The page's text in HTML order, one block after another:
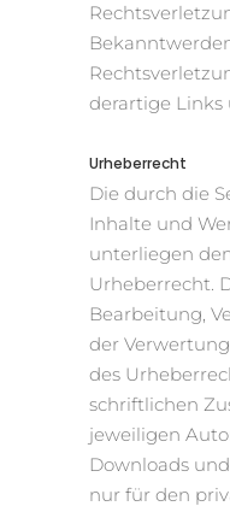
derartige
Urheberrecht
Die durch die
Inhalte und
unterliegen
Urheberrecht.
Bearbeitung,
der
des
schriftlichen
jeweiligen
Downloads
nur für den